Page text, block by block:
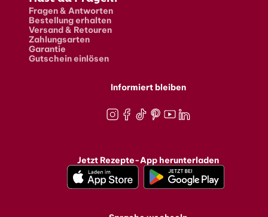
Fragen & Antworten
Bestellung erhalten
Versand & Retouren
Zahlungsarten
Garantie
Gutschein einlösen
Informiert bleiben
Jetzt Rezepte-App herunterladen